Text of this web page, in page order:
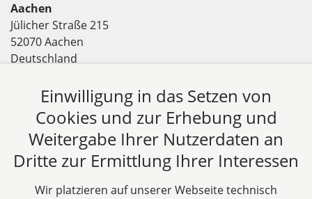
Aachen
Jülicher Straße 215
52070 Aachen
Deutschland
Fax: +49 241 94621-111
E-Mail:
kanzlei@dhk-law.com
Über uns
DH&K ist Ihre erfahrene Wirtschaftskanzlei aus
Aachen. Wir denken unternehmerisch und
Einwilligung in das Setzen von
Cookies und zur Erhebung und
Weitergabe Ihrer Nutzerdaten an
Dritte zur Ermittlung Ihrer Interessen
Wir platzieren auf unserer Webseite technisch